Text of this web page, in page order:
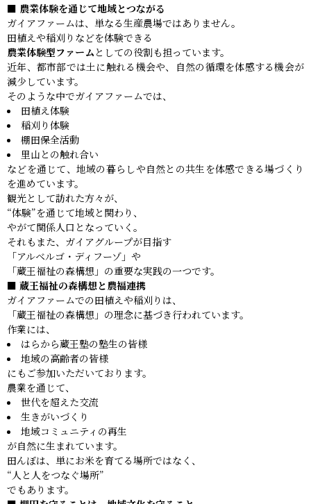
■ 農業体験を通じて地域とつながる
ガイアファームは、単なる生産農場ではありません。
田植えや稲刈りなどを体験できる
農業体験型ファーム としての役割も担っています。
近年、都市部では土に触れる機会や、自然の循環を体感する機会が
減少しています。
そのような中でガイアファームでは、
田植え体験
稲刈り体験
棚田保全活動
里山との触れ合い
などを通じて、地域の暮らしや自然との共生を体感できる場づくり
を進めています。
観光として訪れた方々が、
“体験”を通じて地域と関わり、
やがて関係人口となっていく。
それもまた、ガイアグループが目指す
「アルベルゴ・ディフーゾ」や
「蔵王福祉の森構想」の重要な実践の一つです。
■ 蔵王福祉の森構想と農福連携
ガイアファームでの田植えや稲刈りは、
「蔵王福祉の森構想」の理念に基づき行われています。
作業には、
はらから蔵王塾の塾生の皆様
地域の高齢者の皆様
にもご参加いただいております。
農業を通じて、
世代を超えた交流
生きがいづくり
地域コミュニティの再生
が自然に生まれています。
田んぼは、単にお米を育てる場所ではなく、
“人と人をつなぐ場所”
でもあります。